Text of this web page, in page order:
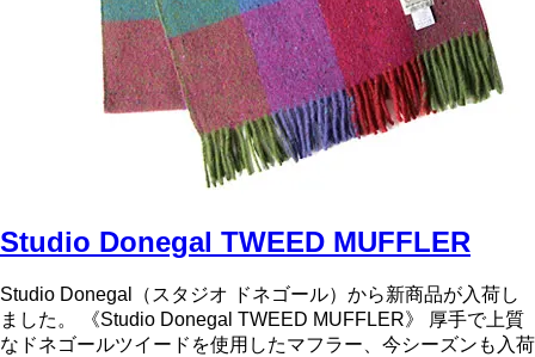
Studio Donegal TWEED MUFFLER
Studio Donegal（スタジオ ドネゴール）から新商品が入荷し
ました。 《Studio Donegal TWEED MUFFLER》 厚手で上質
なドネゴールツイードを使用したマフラー、今シーズンも入荷